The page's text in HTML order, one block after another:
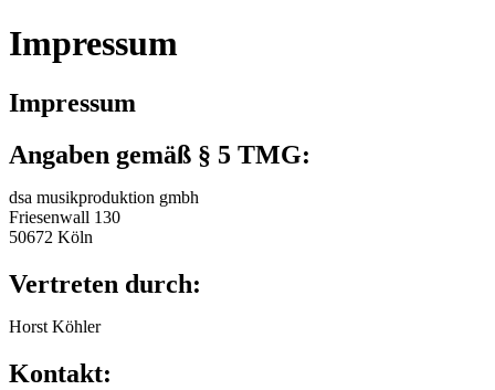
Impressum
Impressum
Angaben gemäß § 5 TMG:
dsa musikproduktion gmbh
Friesenwall 130
50672 Köln
Vertreten durch:
Horst Köhler
Kontakt: